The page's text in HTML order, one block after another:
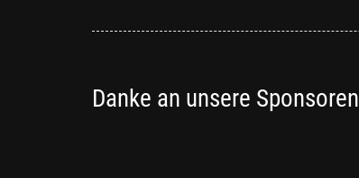
Danke an unsere Sponsoren